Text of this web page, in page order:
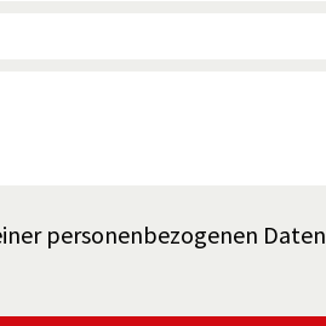
personenbezogenen Daten